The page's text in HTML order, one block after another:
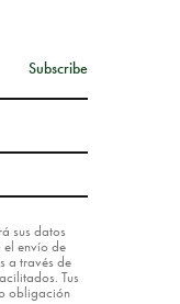
sus datos
envío de
a través de
Tus
obligación